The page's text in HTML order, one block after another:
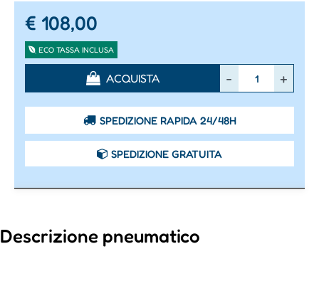
€ 108,00
ECO TASSA INCLUSA
ACQUISTA
SPEDIZIONE RAPIDA 24/48H
SPEDIZIONE GRATUITA
Descrizione pneumatico